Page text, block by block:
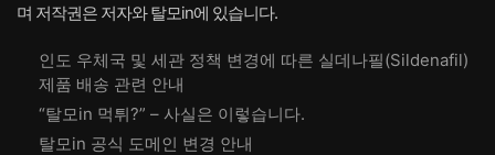
며 저작권은 저자와 탈모in에 있습니다.
인도 우체국 및 세관 정책 변경에 따른 실데나필(Sildenafil)
제품 배송 관련 안내
“탈모in 먹튀?” – 사실은 이렇습니다.
탈모in 공식 도메인 변경 안내